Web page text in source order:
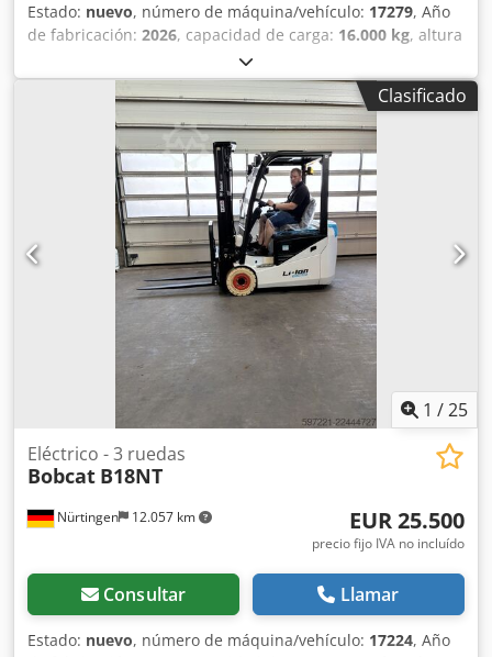
Estado: nuevo, número de máquina/vehículo: 17279, Año
de fabricación: 2026, capacidad de carga: 16.000 kg, altura
, ascensor libre:
de carga:600 mm, tipo de combustible:diésel, tipo de
triple, altura de construcción:3.030 mm, longitud
de la horquilla:2.400 mm, tamaño del neumático
12.00-20 100%, tamaño del neumático trasero:
12.00-20 100%, peso total:19.300 kg, Equipamiento:
, 5218640 Dsdpfx Amszp T Auelokr Número de serie:
FDC0H-5107-00494
Clasificado
1 /25
Nürtingen 12.057 km
Eléctrico - 3 ruedas
Bobcat B18NT
EUR 25.500
precio fijo IVA no incluído
Consultar Llamar
Estado: nuevo, número de máquina/vehículo: 17224, Año